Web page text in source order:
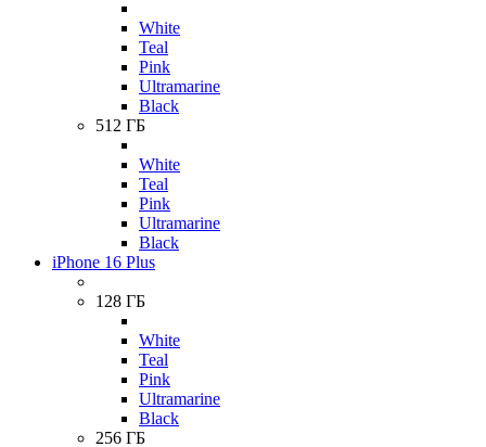
White
Teal
Pink
Ultramarine
Black
512 ГБ
White
Teal
Pink
Ultramarine
Black
iPhone 16 Plus
128 ГБ
White
Teal
Pink
Ultramarine
Black
256 ГБ